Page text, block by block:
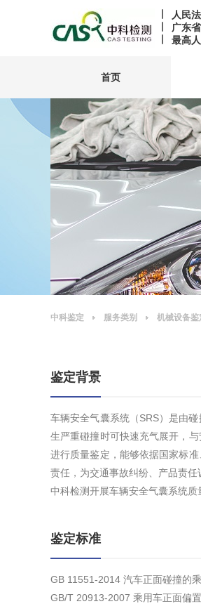
人民
广东
最高
首页
中科鉴定 服务类别 机械设备鉴
鉴定背景
车辆安全气囊系统（SRS）是由
生严重碰撞时可快速充气展开，
进行质量鉴定，能够依据国家标
责任，为交通事故纠纷、产品责任
中科检测开展车辆安全气囊系统质
鉴定标准
GB 11551-2014 汽车正面碰撞的
GB/T 20913-2007 乘用车正面偏